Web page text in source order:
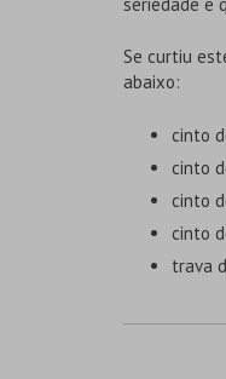
Se curtiu
abaixo:
cinto
cinto
cinto
cinto
trava